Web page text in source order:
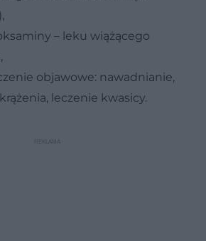
– leku wiążącego
objawowe: nawadnianie,
leczenie kwasicy.